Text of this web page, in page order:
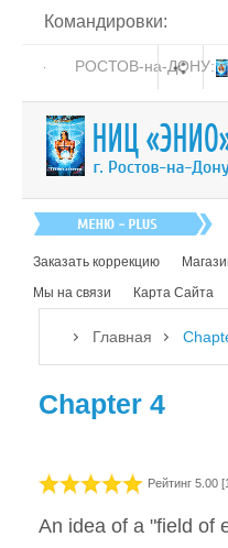
Командировки:
РОСТОВ-на-ДОНУ: с 14
Книга
Обучение
Представители
Заказать коррекцию
Мы на связи
Карта Сайта
Главная
Chapter 4
Рейтинг 5.00
An idea of a "field of